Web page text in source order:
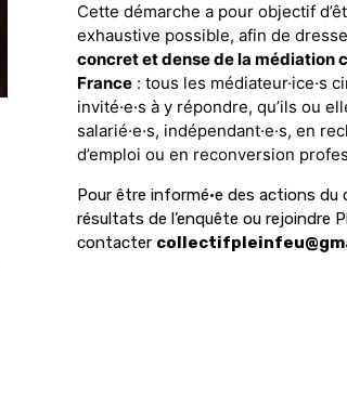
Cette démarche a pour objectif
exhaustive possible, afin de
concret et dense de la médiation
France : tous les médiateur·ice·s
invité·e·s à y répondre, qu’ils ou
salarié·e·s, indépendant·e·s, en
d’emploi ou en reconversion
Pour être informé·e des actions du
résultats de l’enquête ou rejoindre
contacter